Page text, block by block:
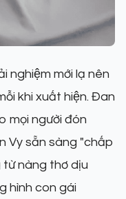
nghiệm mới lạ nên
khi xuất hiện. Đan
mọi người đón
Vy sẵn sàng "chấp
nàng thơ dịu
hình con gái